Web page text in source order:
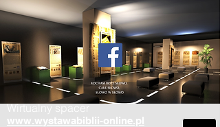
Wirtualny spacer
www.wystawabiblii-online.pl